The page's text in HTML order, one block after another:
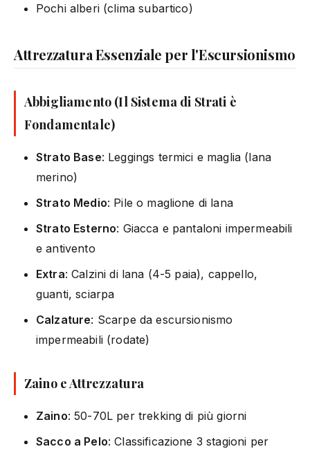
Pochi alberi (clima subartico)
Attrezzatura Essenziale per l'Escursionismo
Abbigliamento (Il Sistema di Strati è
Fondamentale)
Strato Base: Leggings termici e maglia (lana
merino)
Strato Medio: Pile o maglione di lana
Strato Esterno: Giacca e pantaloni impermeabili
e antivento
Extra: Calzini di lana (4-5 paia), cappello,
guanti, sciarpa
Calzature: Scarpe da escursionismo
impermeabili (rodate)
Zaino e Attrezzatura
Zaino: 50-70L per trekking di più giorni
Sacco a Pelo: Classificazione 3 stagioni per